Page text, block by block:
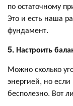
по остаточному
Это и есть наша
фундамент.
5. Настроить
Можно сколько
энергией, но
бесполезно. Вот